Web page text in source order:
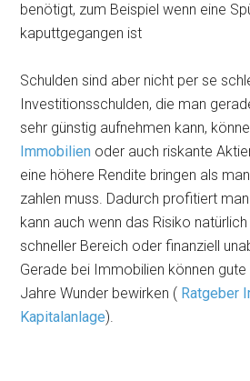
benötigt, zum Beispiel wenn eine
kaputtgegangen ist
Schulden sind aber nicht per se
Investitionsschulden, die man
sehr günstig aufnehmen kann,
Immobilien oder auch riskante
eine höhere Rendite bringen als
zahlen muss. Dadurch profitiert
kann auch wenn das Risiko
schneller Bereich oder finanziell
Gerade bei Immobilien können gute
Jahre Wunder bewirken ( Ratgeber
Kapitalanlage).